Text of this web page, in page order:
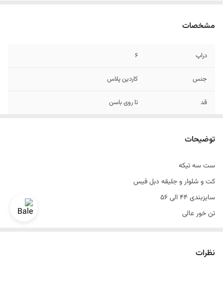
مشخصات
دراپ 6
جنس کاردین پلاس
قد تا روی باسن
سایزبندی
جلیقه
توضیحات
ست سه تیکه
کت و شلوار و جليقه دبل فیس
سایزبندی ۴۴ الی ۵۶
تن خور عالی
نظرات